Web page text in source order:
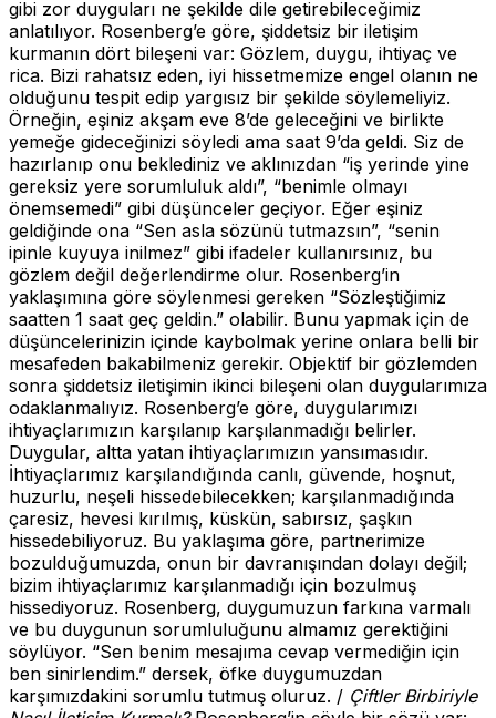
gibi zor duyguları ne şekilde dile getirebileceğimiz
anlatılıyor. Rosenberg’e göre, şiddetsiz bir iletişim
kurmanın dört bileşeni var: Gözlem, duygu, ihtiyaç ve
rica. Bizi rahatsız eden, iyi hissetmemize engel olanın ne
olduğunu tespit edip yargısız bir şekilde söylemeliyiz.
Örneğin, eşiniz akşam eve 8’de geleceğini ve birlikte
yemeğe gideceğinizi söyledi ama saat 9’da geldi. Siz de
hazırlanıp onu beklediniz ve aklınızdan “iş yerinde yine
gereksiz yere sorumluluk aldı”, “benimle olmayı
önemsemedi” gibi düşünceler geçiyor. Eğer eşiniz
geldiğinde ona “Sen asla sözünü tutmazsın”, “senin
ipinle kuyuya inilmez” gibi ifadeler kullanırsınız, bu
gözlem değil değerlendirme olur. Rosenberg’in
yaklaşımına göre söylenmesi gereken “Sözleştiğimiz
saatten 1 saat geç geldin.” olabilir. Bunu yapmak için de
düşüncelerinizin içinde kaybolmak yerine onlara belli bir
mesafeden bakabilmeniz gerekir. Objektif bir gözlemden
sonra şiddetsiz iletişimin ikinci bileşeni olan duygularımıza
odaklanmalıyız. Rosenberg’e göre, duygularımızı
ihtiyaçlarımızın karşılanıp karşılanmadığı belirler.
Duygular, altta yatan ihtiyaçlarımızın yansımasıdır.
İhtiyaçlarımız karşılandığında canlı, güvende, hoşnut,
huzurlu, neşeli hissedebilecekken; karşılanmadığında
çaresiz, hevesi kırılmış, küskün, sabırsız, şaşkın
hissedebiliyoruz. Bu yaklaşıma göre, partnerimize
bozulduğumuzda, onun bir davranışından dolayı değil;
bizim ihtiyaçlarımız karşılanmadığı için bozulmuş
hissediyoruz. Rosenberg, duygumuzun farkına varmalı
ve bu duygunun sorumluluğunu almamız gerektiğini
söylüyor. “Sen benim mesajıma cevap vermediğin için
ben sinirlendim.” dersek, öfke duygumuzdan
karşımızdakini sorumlu tutmuş oluruz. / Çiftler Birbiriyle